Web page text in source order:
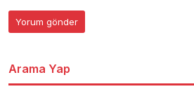
Arama Yap